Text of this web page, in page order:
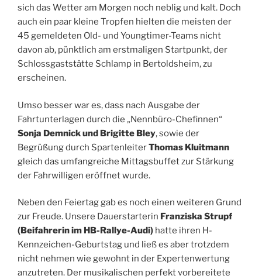
sich das Wetter am Morgen noch neblig und kalt. Doch
auch ein paar kleine Tropfen hielten die meisten der
45 gemeldeten Old- und Youngtimer-Teams nicht
davon ab, pünktlich am erstmaligen Startpunkt, der
Schlossgaststätte Schlamp in Bertoldsheim, zu
erscheinen.
Umso besser war es, dass nach Ausgabe der
Fahrtunterlagen durch die „Nennbüro-Chefinnen“
Sonja Demnick und Brigitte Bley, sowie der
Begrüßung durch SpartenleiterThomas Kluitmann
gleich das umfangreiche Mittagsbuffet zur Stärkung
der Fahrwilligen eröffnet wurde.
Neben den Feiertag gab es noch einen weiteren Grund
zur Freude. Unsere Dauerstarterin Franziska Strupf
(Beifahrerin im HB-Rallye-Audi) hatte ihren H-
Kennzeichen-Geburtstag und ließ es aber trotzdem
nicht nehmen wie gewohnt in der Expertenwertung
anzutreten. Der musikalischen perfekt vorbereitete